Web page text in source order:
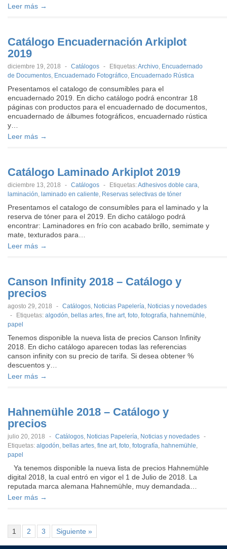
Leer más →
Catálogo Encuadernación Arkiplot
2019
diciembre 19, 2018 - Catálogos - Etiquetas:Archivo, Encuadernado
de Documentos, Encuadernado Fotográfico, Encuadernado Rústica
Presentamos el catalogo de consumibles para el
encuadernado 2019. En dicho catálogo podrá encontrar 18
páginas con productos para el encuadernado de documentos,
encuadernado de álbumes fotográficos, encuadernado rústica
y…
Leer más →
Catálogo Laminado Arkiplot 2019
diciembre 13, 2018 - Catálogos - Etiquetas:Adhesivos doble cara,
laminación, laminado en caliente, Reservas selectivas de tóner
Presentamos el catalogo de consumibles para el laminado y la
reserva de tóner para el 2019. En dicho catálogo podrá
encontrar: Laminadores en frío con acabado brillo, semimate y
mate, texturados para…
Leer más →
Canson Infinity 2018 – Catálogo y
precios
agosto 29, 2018 - Catálogos, Noticias Papelería, Noticias y novedades
-
Etiquetas: algodón, bellas artes, fine art, foto, fotografía, hahnemühle,
papel
Tenemos disponible la nueva lista de precios Canson Infinity
2018. En dicho catálogo aparecen todas las referencias
canson infinity con su precio de tarifa. Si desea obtener %
descuentos y…
Leer más →
Hahnemühle 2018 – Catálogo y
precios
julio 20, 2018 - Catálogos, Noticias Papelería, Noticias y novedades -
Etiquetas: algodón, bellas artes, fine art, foto, fotografía, hahnemühle,
papel
Ya tenemos disponible la nueva lista de precios Hahnemühle
digital 2018, la cual entró en vigor el 1 de Julio de 2018. La
reputada marca alemana Hahnemühle, muy demandada…
Leer más →
1 2 3 Siguiente »